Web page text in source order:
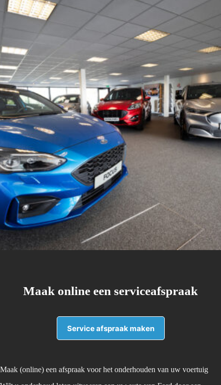
Maak online een serviceafspraak
Service afspraak maken
Maak (online) een afspraak voor het onderhouden van uw voertuig